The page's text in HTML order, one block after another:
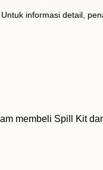
informasi detail,
membeli Spill Kit